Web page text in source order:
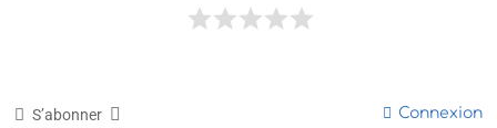
S’abonner Connexion